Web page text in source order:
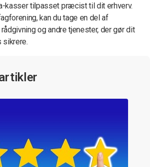
kasser tilpasset præcist til dit erhverv.
kan du tage en del af
og andre tjenester, der gør dit
sikrere.